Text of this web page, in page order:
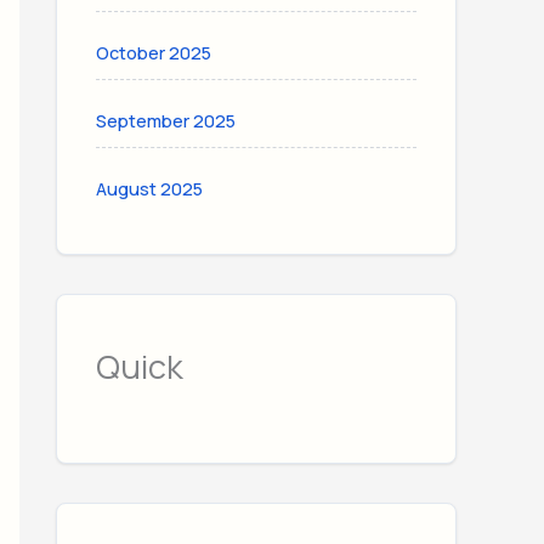
October 2025
September 2025
August 2025
Quick